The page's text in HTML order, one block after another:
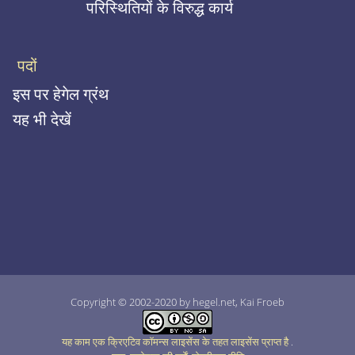
परिस्थितियों के विरुद्ध कार्य
पदों
इस पर हेगेल ग्रंथ
यह भी देखें
Copyright © 2002-2020 by hegel.net, Kai Froeb
यह काम एक क्रिएटिव कॉमन्स लाइसेंस के तहत लाइसेंस प्राप्त है.